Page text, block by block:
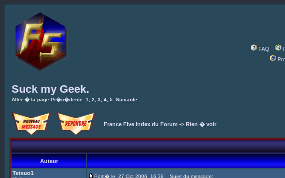
FAQ
Suck my Geek.
Aller � la page Pr�c�dente 1 2 3 4 5 Suivante
France Five Index du Forum -> Rien � voir
Auteur
Tetsuo1
Post� le: 27 Oct 2006, 16:39 Sujet du message: